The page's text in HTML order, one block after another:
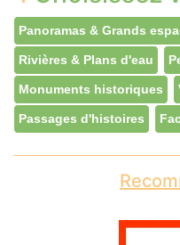
Panoramas & Grands
Rivières & Plans d'eau
Monuments historiques
Passages d'histoires